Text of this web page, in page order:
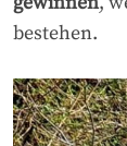
bestehen.